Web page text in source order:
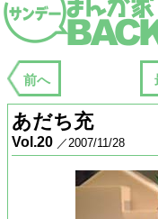
まんが家バックステ
前へ
あだち充
Vol.20 ／2007/11/28